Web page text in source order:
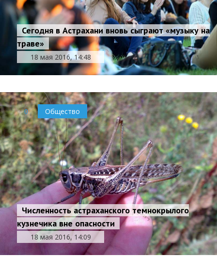
Сегодня в Астрахани вновь сыграют «музыку на
траве»
18 мая 2016, 14:48
0 Общество
Численность астраханского темнокрылого
кузнечика вне опасности
18 мая 2016, 14:09